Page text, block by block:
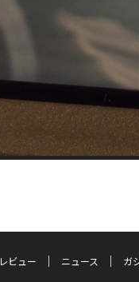
レビュー ニュース ガ